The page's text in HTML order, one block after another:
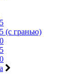
(с гранью)